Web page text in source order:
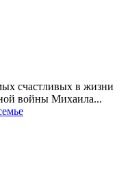
счастливых в жизни
войны Михаила...